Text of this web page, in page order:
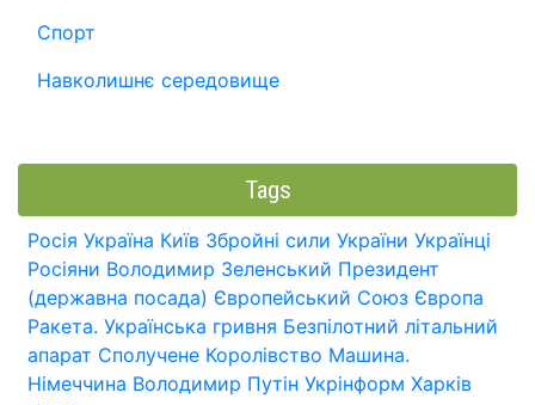
Спорт
Навколишнє середовище
Tags
Росія Україна Київ Збройні сили України Українці
Росіяни Володимир Зеленський Президент
(державна посада) Європейський Союз Європа
Ракета. Українська гривня Безпілотний літальний
апарат Сполучене Королівство Машина.
Німеччина Володимир Путін Укрінформ Харків